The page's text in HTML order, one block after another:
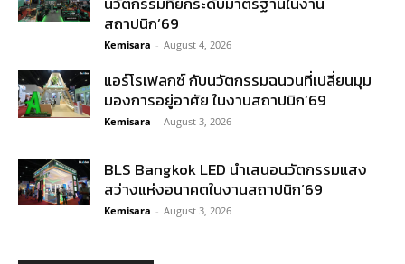
สถาปนิก’69
Kemisara - August 4, 2026
แอร์โรเฟลกซ์ กับนวัตกรรมฉนวนที่เปลี่ยนมุม
มองการอยู่อาศัย ในงานสถาปนิก’69
Kemisara - August 3, 2026
BLS Bangkok LED นำเสนอนวัตกรรมแสง
สว่างแห่งอนาคตในงานสถาปนิก’69
Kemisara - August 3, 2026